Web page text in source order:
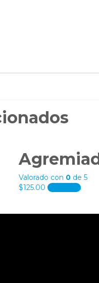
Valorado con 0 de 5
$125.00 Leer más